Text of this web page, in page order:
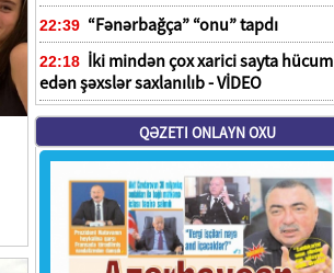
22:39 “Fənərbağça” “onu” tapdı
22:18 İki mindən çox xarici sayta hücum
edən şəxslər saxlanılıb - VİDEO
QƏZETI ONLAYN OXU